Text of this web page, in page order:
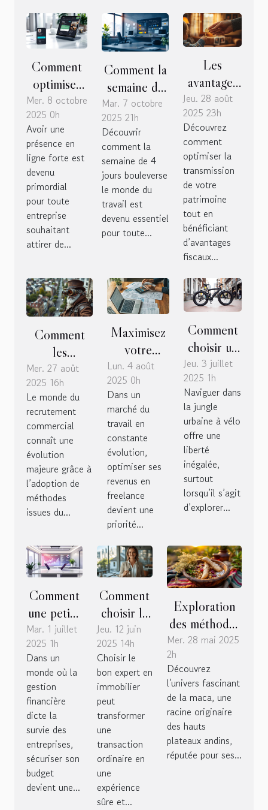
Comment
optimiser
votre profil
d'entreprise
en ligne
pour une
visibilité
maximale ?
Mer. 8 octobre
2025 0h
Avoir une
présence en
ligne forte est
devenu
primordial
pour toute
entreprise
souhaitant
attirer de...
Comment la
semaine de
4 jours
influence-t-
elle la
productivité?
Mar. 7 octobre
2025 21h
Découvrir
comment la
semaine de 4
jours bouleverse
le monde du
travail est
devenu essentiel
pour toute...
Les
avantages
fiscaux de
la donation
à ses
enfants
expliqués
Jeu. 28 août
2025 23h
Découvrez
comment
optimiser la
transmission
de votre
patrimoine
tout en
bénéficiant
d’avantages
fiscaux...
Comment
les
techniques
de chasseur
de têtes
transforment
le
recrutement
commercial ?
Mer. 27 août
2025 16h
Le monde du
recrutement
commercial
connaît une
évolution
majeure grâce à
l’adoption de
méthodes
issues du...
Maximisez
votre
salaire en
tant que
freelance :
comprendre
le portage
salarial
Lun. 4 août
2025 0h
Dans un
marché du
travail en
constante
évolution,
optimiser ses
revenus en
freelance
devient une
priorité...
Comment
choisir un
fat bike
pliable
pour vos
aventures
urbaines ?
Jeu. 3 juillet
2025 1h
Naviguer dans
la jungle
urbaine à vélo
offre une
liberté
inégalée,
surtout
lorsqu’il s’agit
d’explorer...
Comment
une petite
entreprise
numérique
peut
sécuriser
votre
budget ?
Mar. 1 juillet
2025 1h
Dans un
monde où la
gestion
financière
dicte la
survie des
entreprises,
sécuriser son
budget
devient une...
Comment
choisir le
bon
expert en
immobilier
pour vos
besoins
spécifiques
Jeu. 12 juin
2025 14h
Choisir le
bon expert en
immobilier
peut
transformer
une
transaction
ordinaire en
une
expérience
sûre et...
Exploration
des méthodes
traditionnelles
et modernes
de
consommation
de la maca
Mer. 28 mai 2025
2h
Découvrez
l'univers fascinant
de la maca, une
racine originaire
des hauts
plateaux andins,
réputée pour ses...